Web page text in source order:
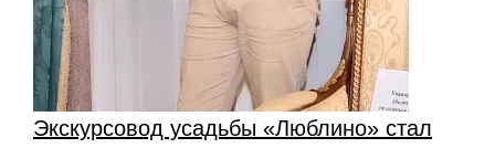
Экскурсовод усадьбы «Люблино» стал